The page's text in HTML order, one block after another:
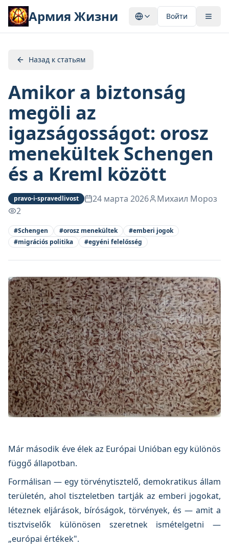
Армия Жизни Войти
Назад к статьям
Amikor a biztonság
megöli az
igazságosságot: orosz
menekültek Schengen
és a Kreml között
pravo-i-spravedlivost 24 марта 2026
Михаил Мороз
2
#Schengen #orosz menekültek #emberi jogok
#migrációs politika #egyéni felelősség
Már második éve élek az Európai Unióban egy különös
függő állapotban.
Formálisan — egy törvénytisztelő, demokratikus állam
területén, ahol tiszteletben tartják az emberi jogokat,
léteznek eljárások, bíróságok, törvények, és — amit a
tisztviselők különösen szeretnek ismételgetni —
„európai értékek".